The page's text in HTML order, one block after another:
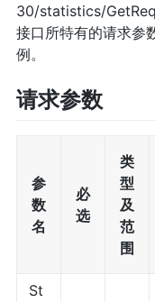
30/statistics/
接口所特有的请求参
例。
请求参数
参
数
名
必
选
类
型
及
范
围
St